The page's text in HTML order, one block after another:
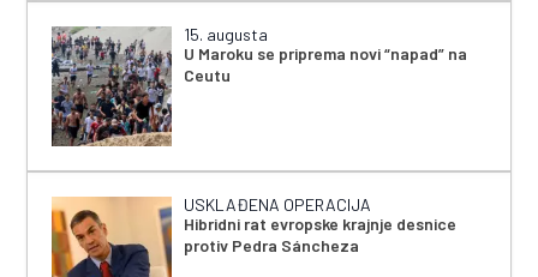
15. augusta
U Maroku se priprema novi “napad” na
Ceutu
USKLAĐENA OPERACIJA
Hibridni rat evropske krajnje desnice
protiv Pedra Sáncheza